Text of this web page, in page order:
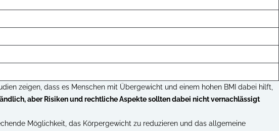
zeigen, dass es Menschen mit Übergewicht und einem hohen BMI dabei hilft,
aber Risiken und rechtliche Aspekte sollten dabei nicht vernachlässigt
Möglichkeit, das Körpergewicht zu reduzieren und das allgemeine